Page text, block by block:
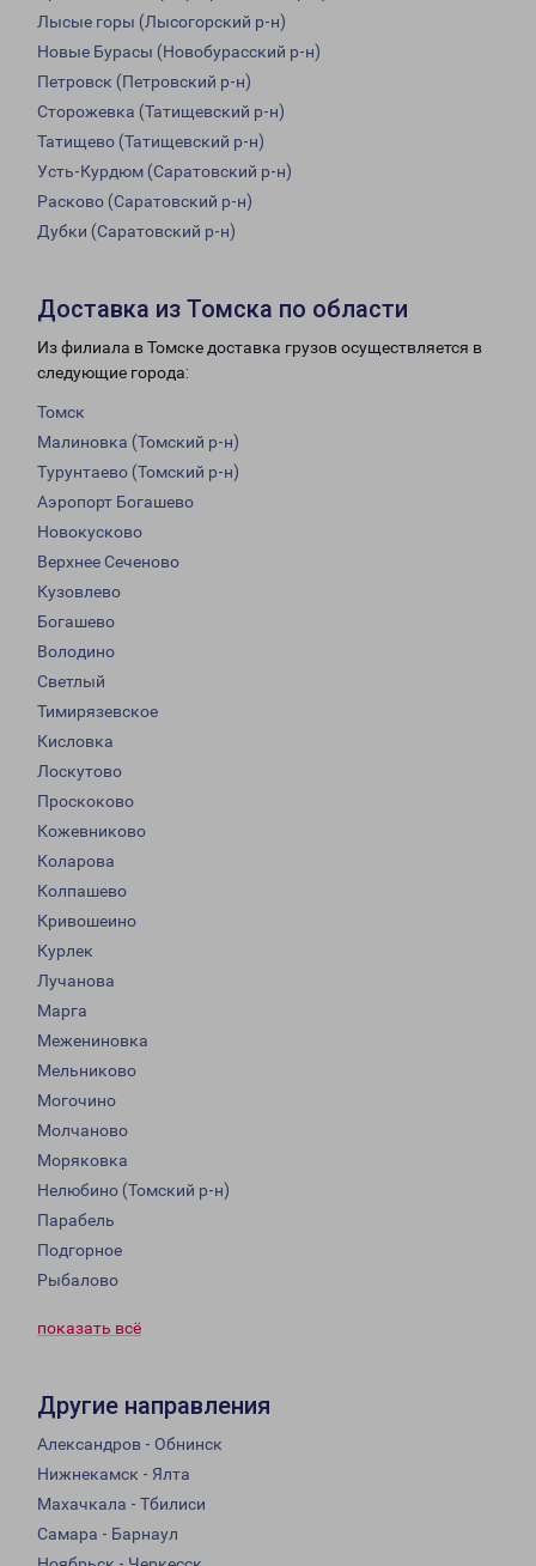
Лысые горы (Лысогорский р-н)
Новые Бурасы (Новобурасский р-н)
Петровск (Петровский р-н)
Сторожевка (Татищевский р-н)
Татищево (Татищевский р-н)
Усть-Курдюм (Саратовский р-н)
Расково (Саратовский р-н)
Дубки (Саратовский р-н)
Доставка из Томска по области
Из филиала в Томске доставка грузов осуществляется в
следующие города:
Томск
Малиновка (Томский р-н)
Турунтаево (Томский р-н)
Аэропорт Богашево
Новокусково
Верхнее Сеченово
Кузовлево
Богашево
Володино
Светлый
Тимирязевское
Кисловка
Лоскутово
Проскоково
Кожевниково
Коларова
Колпашево
Кривошеино
Курлек
Лучанова
Марга
Межениновка
Мельниково
Могочино
Молчаново
Моряковка
Нелюбино (Томский р-н)
Парабель
Подгорное
Рыбалово
показать всё
Другие направления
Александров - Обнинск
Нижнекамск - Ялта
Махачкала - Тбилиси
Самара - Барнаул